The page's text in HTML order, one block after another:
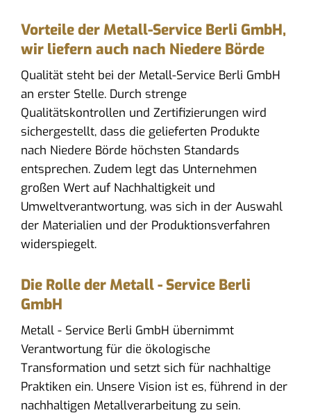
Vorteile der Metall-Service Berli GmbH,
wir liefern auch nach Niedere Börde
Qualität steht bei der Metall-Service Berli GmbH
an erster Stelle. Durch strenge
Qualitätskontrollen und Zertifizierungen wird
sichergestellt, dass die gelieferten Produkte
nach Niedere Börde höchsten Standards
entsprechen. Zudem legt das Unternehmen
großen Wert auf Nachhaltigkeit und
Umweltverantwortung, was sich in der Auswahl
der Materialien und der Produktionsverfahren
widerspiegelt.
Die Rolle der Metall - Service Berli
GmbH
Metall - Service Berli GmbH übernimmt
Verantwortung für die ökologische
Transformation und setzt sich für nachhaltige
Praktiken ein. Unsere Vision ist es, führend in der
nachhaltigen Metallverarbeitung zu sein.